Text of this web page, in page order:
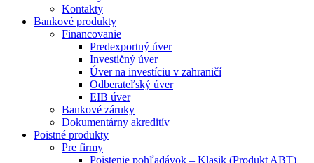
Kontakty
Bankové produkty
Financovanie
Predexportný úver
Investičný úver
Úver na investíciu v zahraničí
Odberateľský úver
EIB úver
Bankové záruky
Dokumentárny akreditív
Poistné produkty
Pre firmy
Poistenie pohľadávok – Klasik (Produkt ABT)